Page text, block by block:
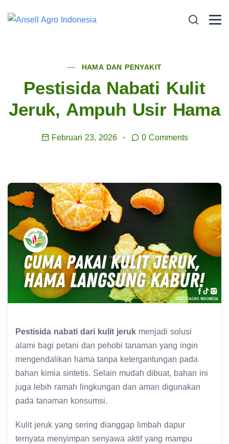
HAMA DAN PENYAKIT
Pestisida Nabati Kulit
Jeruk, Ampuh Usir Hama
Februari 23, 2026 0 Comments
Pestisida nabati dari kulit jeruk menjadi solusi
alami bagi petani dan pehobi tanaman yang ingin
mengendalikan hama tanpa ketergantungan pada
bahan kimia sintetis. Selain mudah dibuat, bahan ini
juga lebih ramah lingkungan dan aman digunakan
pada tanaman konsumsi.
Kulit jeruk yang sering dianggap limbah dapur
ternyata menyimpan senyawa aktif yang mampu